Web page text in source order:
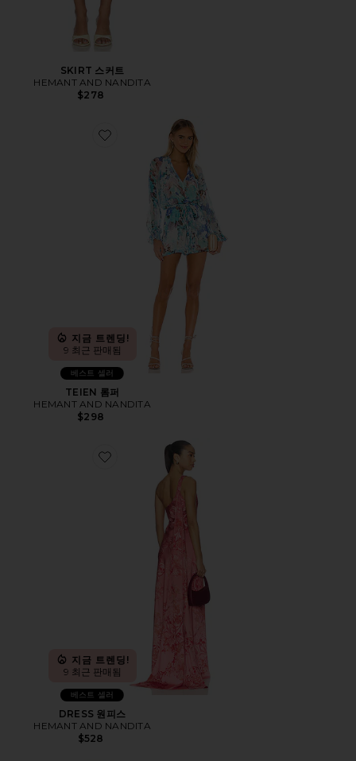
SKIRT 스커트
HEMANT AND NANDITA
$278
Favorite TEIEN 롬퍼
지금 트렌딩!
9 최근 판매됨
베스트 셀러
TEIEN 롬퍼
HEMANT AND NANDITA
$298
Favorite DRESS 원피스
지금 트렌딩!
9 최근 판매됨
베스트 셀러
DRESS 원피스
HEMANT AND NANDITA
$528